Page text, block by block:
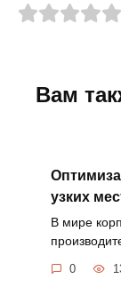
Вам
узких
В мире
0